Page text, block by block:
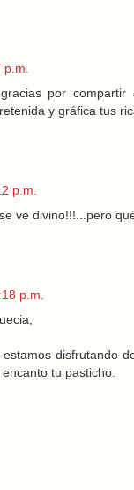
p.m.
por
y gráfica tus
p.m.
ve divino!!!...pero
p.m.
disfrutando
tu pasticho.